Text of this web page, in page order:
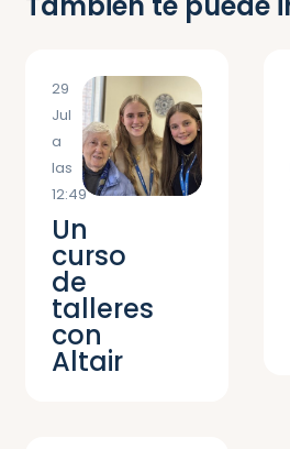
29
Jul
a
las
12:49
Un
curso
de
talleres
con
Altair